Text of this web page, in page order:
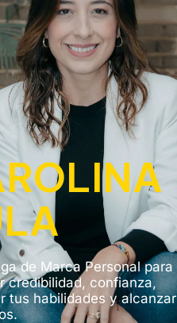
de Marca Personal para
credibilidad, confianza,
tus habilidades y alcanzar